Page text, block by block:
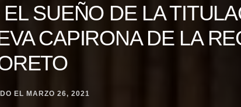
SUEÑO DE LA
CAPIRONA DE LA
EL MARZO 26, 2021